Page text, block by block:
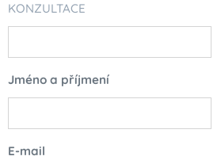
KONZULTACE
Jméno a příjmení
E-mail